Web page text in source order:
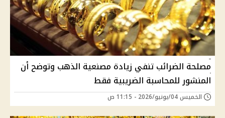
مصلحة الضرائب تنفي زيادة مصنعية الذهب وتوضح أن
المنشور للمحاسبة الضريبية فقط
الخميس 04/يونيو/2026 - 11:15 ص